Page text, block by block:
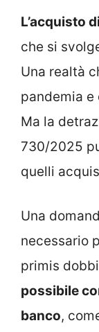
L’acquisto
che si
Una realtà
pandemia e
Ma la
730/2025
quelli
Una
necessario
primis
possibile
banco,